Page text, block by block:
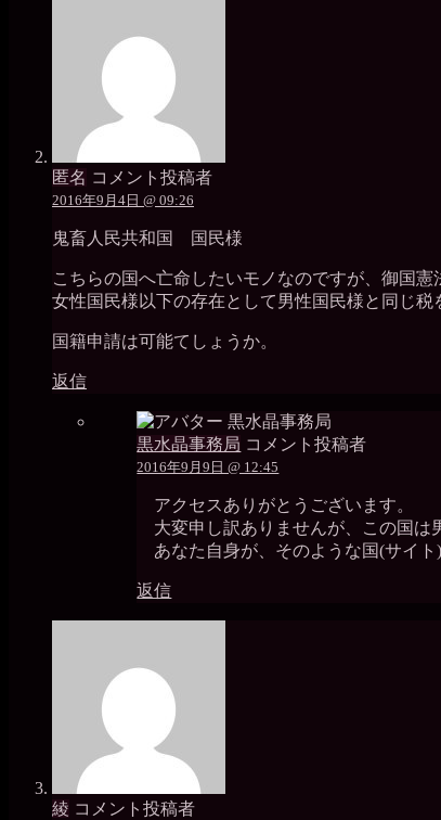
匿名 コメント投稿者
2016年9月4日 @ 09:26
鬼畜人民共和国 国民様
こちらの国へ亡命したいモノなのですが、御国
女性国民様以下の存在として男性国民様と同じ
国籍申請は可能てしょうか。
返信
黒水晶事務局 コメント投稿者
2016年9月9日 @ 12:45
アクセスありがとうございます。
大変申し訳ありませんが、この国は
あなた自身が、そのような国(サイト
返信
綾 コメント投稿者